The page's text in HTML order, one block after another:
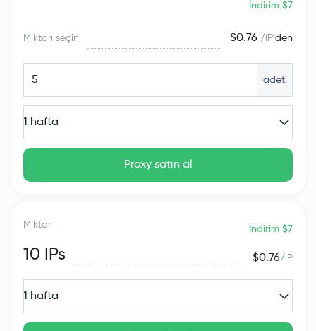
Miktarı seçin
İndirim $7
$0.76 /IP'den
adet.
1 hafta
Proxy satın al
Miktar
10 IPs
İndirim $7
$0.76/IP
1 hafta